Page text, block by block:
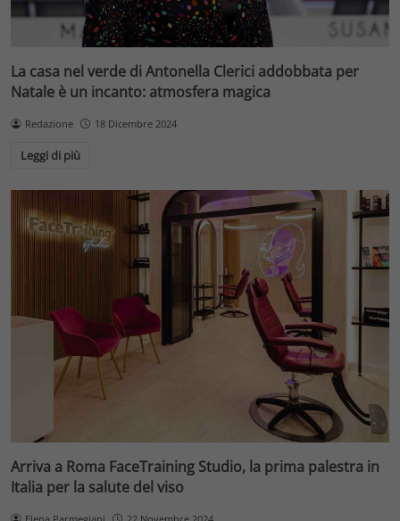
La casa nel verde di Antonella Clerici addobbata per
Natale è un incanto: atmosfera magica
Redazione 18 Dicembre 2024
Leggi di più
Arriva a Roma FaceTraining Studio, la prima palestra in
Italia per la salute del viso